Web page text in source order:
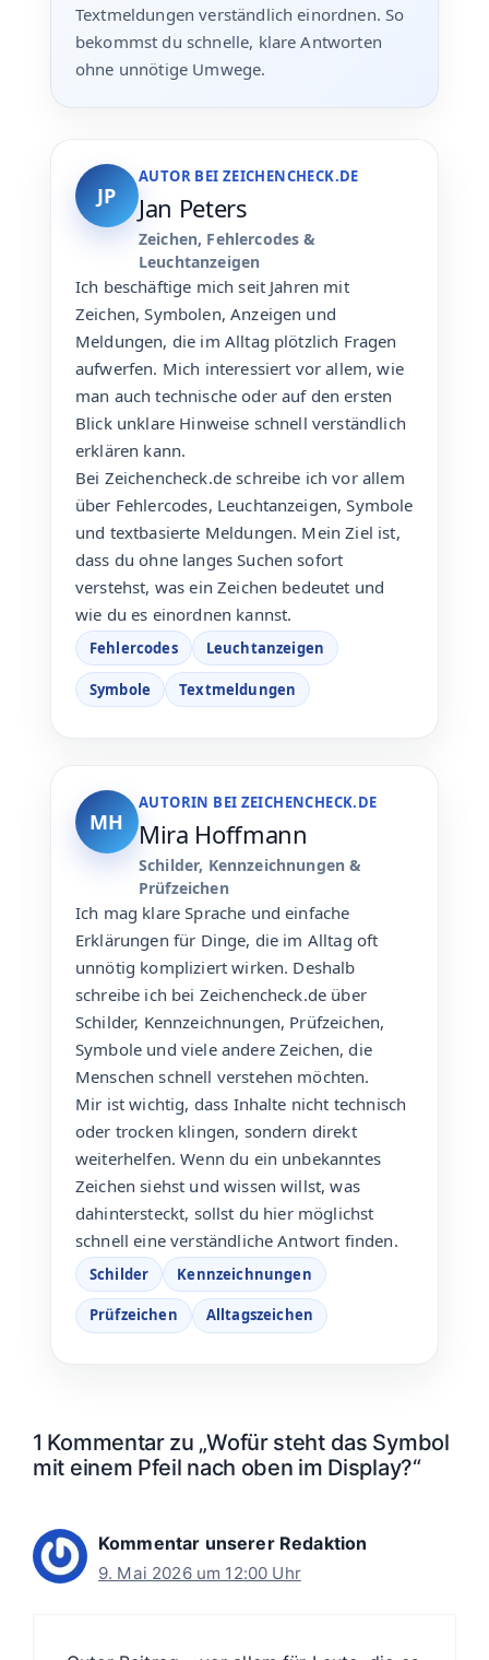
Textmeldungen verständlich einordnen. So
bekommst du schnelle, klare Antworten
ohne unnötige Umwege.
JP
AUTOR BEI ZEICHENCHECK.DE
Jan Peters
Zeichen, Fehlercodes &
Leuchtanzeigen
Ich beschäftige mich seit Jahren mit
Zeichen, Symbolen, Anzeigen und
Meldungen, die im Alltag plötzlich Fragen
aufwerfen. Mich interessiert vor allem, wie
man auch technische oder auf den ersten
Blick unklare Hinweise schnell verständlich
erklären kann.
Bei Zeichencheck.de schreibe ich vor allem
über Fehlercodes, Leuchtanzeigen, Symbole
und textbasierte Meldungen. Mein Ziel ist,
dass du ohne langes Suchen sofort
verstehst, was ein Zeichen bedeutet und
wie du es einordnen kannst.
Fehlercodes Leuchtanzeigen
Symbole Textmeldungen
MH
AUTORIN BEI ZEICHENCHECK.DE
Mira Hoffmann
Schilder, Kennzeichnungen &
Prüfzeichen
Ich mag klare Sprache und einfache
Erklärungen für Dinge, die im Alltag oft
unnötig kompliziert wirken. Deshalb
schreibe ich bei Zeichencheck.de über
Schilder, Kennzeichnungen, Prüfzeichen,
Symbole und viele andere Zeichen, die
Menschen schnell verstehen möchten.
Mir ist wichtig, dass Inhalte nicht technisch
oder trocken klingen, sondern direkt
weiterhelfen. Wenn du ein unbekanntes
Zeichen siehst und wissen willst, was
dahintersteckt, sollst du hier möglichst
schnell eine verständliche Antwort finden.
Schilder Kennzeichnungen
Prüfzeichen Alltagszeichen
1 Kommentar zu „Wofür steht das Symbol
mit einem Pfeil nach oben im Display?“
Kommentar unserer Redaktion
9. Mai 2026 um 12:00 Uhr